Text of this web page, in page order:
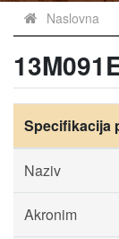
Naslovna
Specifikacija
Naziv
Akronim